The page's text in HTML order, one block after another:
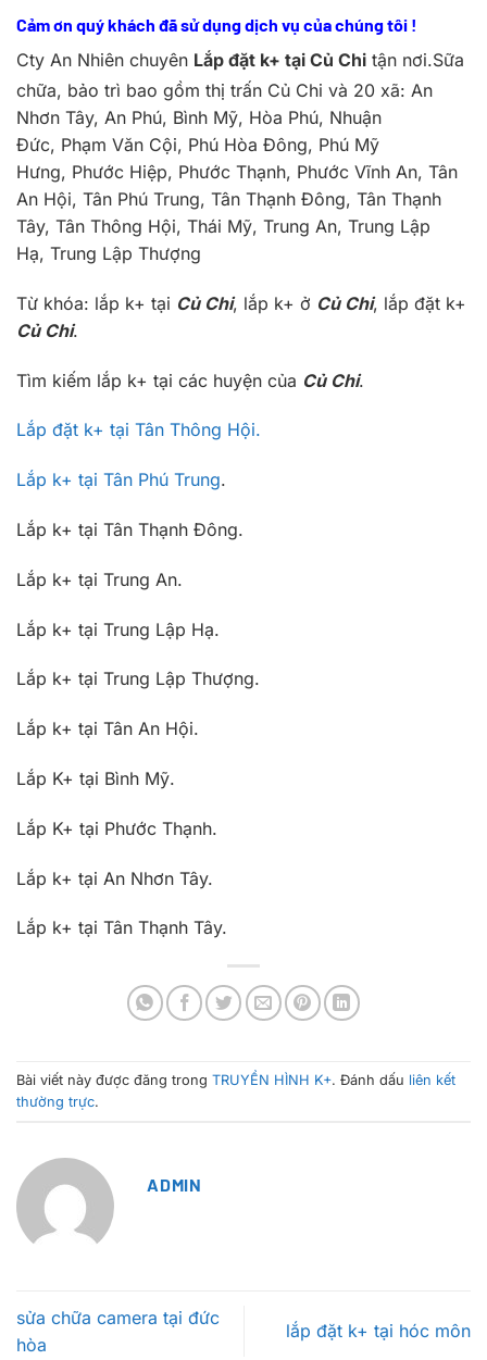
Cảm ơn quý khách đã sử dụng dịch vụ của chúng tôi !
Cty An Nhiên chuyên Lắp đặt k+ tại Củ Chi tận nơi.Sữa
chữa, bảo trì bao gồm thị trấn Củ Chi và 20 xã: An
Nhơn Tây, An Phú, Bình Mỹ, Hòa Phú, Nhuận
Đức, Phạm Văn Cội, Phú Hòa Đông, Phú Mỹ
Hưng, Phước Hiệp, Phước Thạnh, Phước Vĩnh An, Tân
An Hội, Tân Phú Trung, Tân Thạnh Đông, Tân Thạnh
Tây, Tân Thông Hội, Thái Mỹ, Trung An, Trung Lập
Hạ, Trung Lập Thượng
Từ khóa: lắp k+ tại Củ Chi, lắp k+ ở Củ Chi, lắp đặt k+
Củ Chi.
Tìm kiếm lắp k+ tại các huyện của Củ Chi.
Lắp đặt k+ tại Tân Thông Hội.
Lắp k+ tại Tân Phú Trung.
Lắp k+ tại Tân Thạnh Đông.
Lắp k+ tại Trung An.
Lắp k+ tại Trung Lập Hạ.
Lắp k+ tại Trung Lập Thượng.
Lắp k+ tại Tân An Hội.
Lắp K+ tại Bình Mỹ.
Lắp K+ tại Phước Thạnh.
Lắp k+ tại An Nhơn Tây.
Lắp k+ tại Tân Thạnh Tây.
Bài viết này được đăng trong TRUYỀN HÌNH K+. Đánh dấu liên kết
thường trực.
ADMIN
sửa chữa camera tại đức
hòa
lắp đặt k+ tại hóc môn